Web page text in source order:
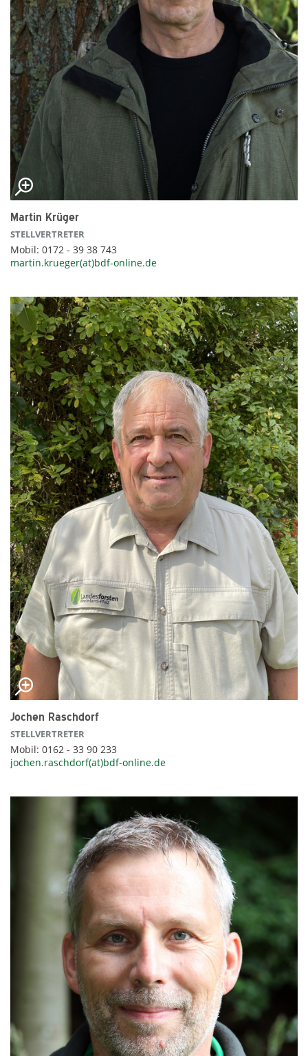
Martin Krüger
STELLVERTRETER
Mobil: 0172 - 39 38 743
martin.krueger(at)bdf-online.de
Jochen Raschdorf
STELLVERTRETER
Mobil: 0162 - 33 90 233
jochen.raschdorf(at)bdf-online.de